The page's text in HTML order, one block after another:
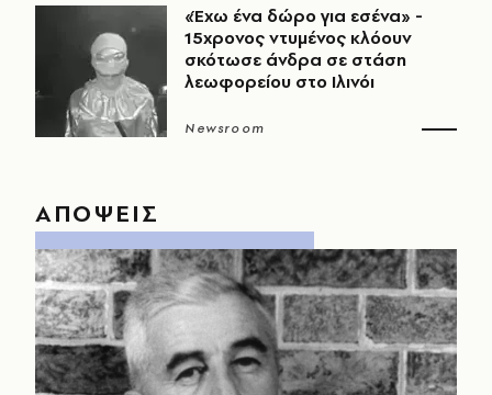
«Έχω ένα δώρο για εσένα» -
15χρονος ντυμένος κλόουν
σκότωσε άνδρα σε στάση
λεωφορείου στο Ιλινόι
Newsroom
ΑΠΟΨΕΙΣ